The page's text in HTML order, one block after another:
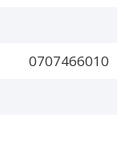
0707466010